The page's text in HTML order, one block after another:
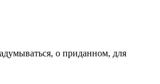
о приданном, для